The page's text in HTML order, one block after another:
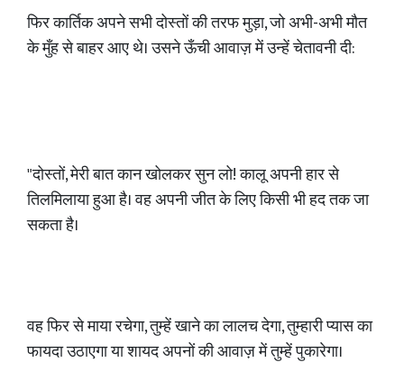
फिर कार्तिक अपने सभी दोस्तों की तरफ मुड़ा, जो अभी-अभी मौत
के मुँह से बाहर आए थे। उसने ऊँची आवाज़ में उन्हें चेतावनी दी:
"दोस्तों, मेरी बात कान खोलकर सुन लो! कालू अपनी हार से
तिलमिलाया हुआ है। वह अपनी जीत के लिए किसी भी हद तक जा
सकता है।
वह फिर से माया रचेगा, तुम्हें खाने का लालच देगा, तुम्हारी प्यास का
फायदा उठाएगा या शायद अपनों की आवाज़ में तुम्हें पुकारेगा।